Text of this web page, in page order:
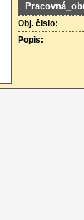
Obj. čislo:
Popis: